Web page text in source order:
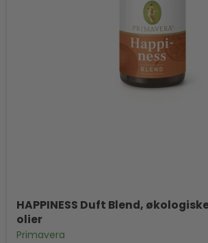
HAPPINESS Duft Blend,
olier
Primavera